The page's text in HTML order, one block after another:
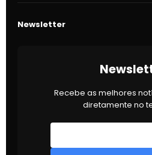
Newsletter
Recebe as melhores
diretamente no